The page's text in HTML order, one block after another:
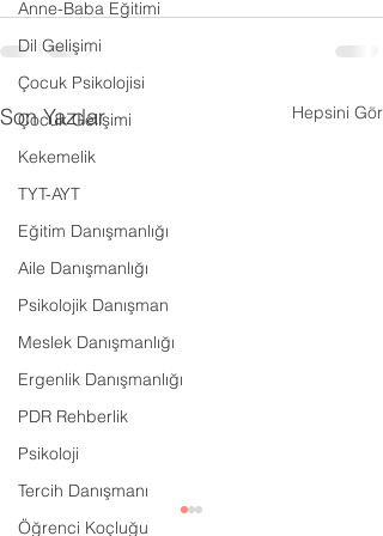
Anne-Baba Eğitimi
Dil Gelişimi
Çocuk Psikolojisi
Çocuk Gelişimi
Kekemelik
TYT-AYT
Eğitim Danışmanlığı
Aile Danışmanlığı
Psikolojik Danışman
Meslek Danışmanlığı
Ergenlik Danışmanlığı
PDR Rehberlik
Psikoloji
Tercih Danışmanı
Öğrenci Koçluğu
Son Yazılar Hepsini Gör